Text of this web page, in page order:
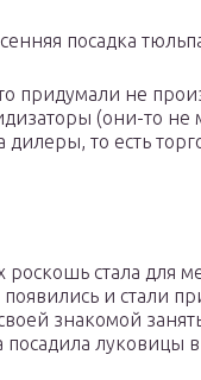
посадка
придумали не
(они-то не
дилеры, то есть
роскошь стала для
и стали
знакомой
луковицы в